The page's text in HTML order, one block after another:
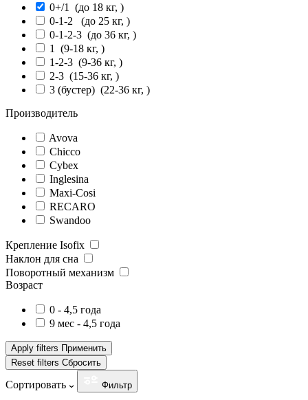
0+/1
(до 18 кг, )
0-1-2
(до 25 кг, )
0-1-2-3 (до 36 кг, )
1
(9-18 кг, )
1-2-3 (9-36 кг, )
2-3 (15-36 кг, )
3 (бустер) (22-36 кг, )
Производитель
Avova
Chicco
Cybex
Inglesina
Maxi-Cosi
RECARO
Swandoo
Крепление Isofix
Наклон для сна
Поворотный механизм
Возраст
0 - 4,5 года
9 мес - 4,5 года
Apply filters Применить
Reset filters Сбросить
Сортировать Фильтр